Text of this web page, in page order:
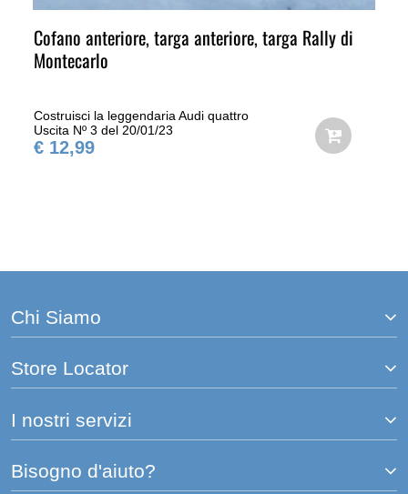
Cofano anteriore, targa anteriore, targa Rally di
Montecarlo
Costruisci la leggendaria Audi quattro
Uscita Nº 3 del 20/01/23
€ 12,99
Chi Siamo
Store Locator
I nostri servizi
Bisogno d'aiuto?